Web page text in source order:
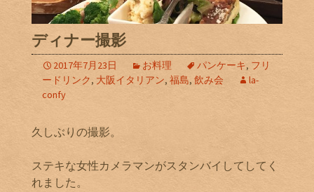
ディナー撮影
2017年7月23日 お料理 パンケーキ, フリ
ードリンク, 大阪イタリアン, 福島, 飲み会
la-
confy
久しぶりの撮影。
ステキな女性カメラマンがスタンバイしてしてく
れました。